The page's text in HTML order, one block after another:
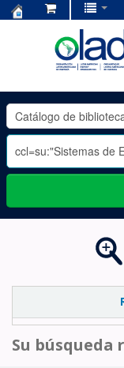
OLADE
-
Su búsqueda